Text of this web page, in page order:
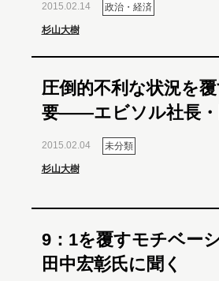
2015.02.14 政治・経済
杉山大樹
圧倒的不利な状況を
要――エビソル社長・
2015.02.04 未分類
杉山大樹
9：1を覆すモチベー
田中宏彰氏に聞く